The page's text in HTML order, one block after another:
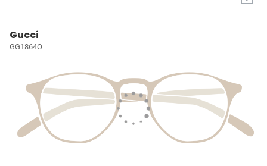
Gucci
GG1864O